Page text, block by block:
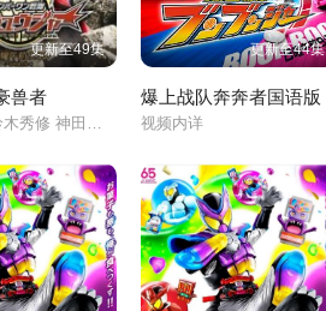
更新至49集
兽者
冬野心央 铃木秀修 神田圣司 松本仁 今森茉耶
更新至44集
爆上战队奔奔者国语版
视频内详